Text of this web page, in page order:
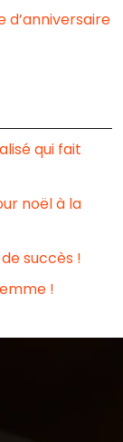
qui fait
noël à la
succès !
!